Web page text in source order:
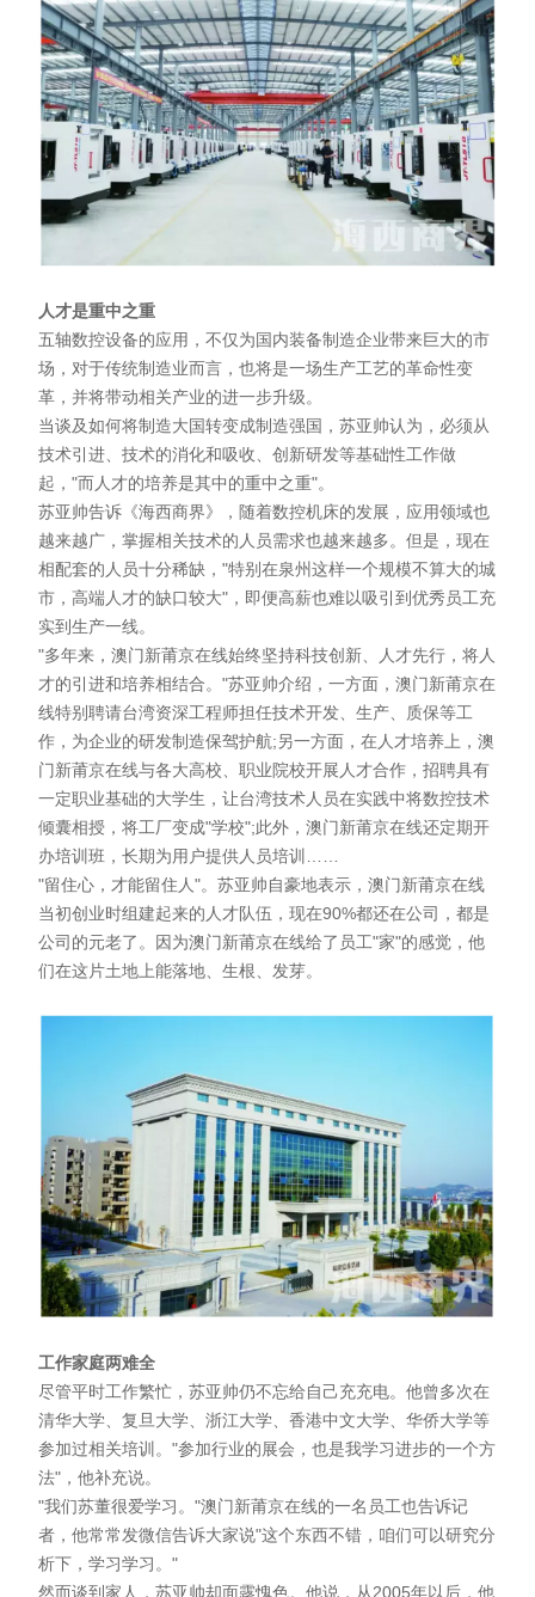
人才是重中之重
五轴数控设备的应用，不仅为国内装备制造企业带来巨大的市
场，对于传统制造业而言，也将是一场生产工艺的革命性变
革，并将带动相关产业的进一步升级。
当谈及如何将制造大国转变成制造强国，苏亚帅认为，必须从
技术引进、技术的消化和吸收、创新研发等基础性工作做
起，"而人才的培养是其中的重中之重"。
苏亚帅告诉《海西商界》，随着数控机床的发展，应用领域也
越来越广，掌握相关技术的人员需求也越来越多。但是，现在
相配套的人员十分稀缺，"特别在泉州这样一个规模不算大的城
市，高端人才的缺口较大"，即便高薪也难以吸引到优秀员工充
实到生产一线。
"多年来，澳门新莆京在线始终坚持科技创新、人才先行，将人
才的引进和培养相结合。"苏亚帅介绍，一方面，澳门新莆京在
线特别聘请台湾资深工程师担任技术开发、生产、质保等工
作，为企业的研发制造保驾护航;另一方面，在人才培养上，澳
门新莆京在线与各大高校、职业院校开展人才合作，招聘具有
一定职业基础的大学生，让台湾技术人员在实践中将数控技术
倾囊相授，将工厂变成"学校";此外，澳门新莆京在线还定期开
办培训班，长期为用户提供人员培训……
"留住心，才能留住人"。苏亚帅自豪地表示，澳门新莆京在线
当初创业时组建起来的人才队伍，现在90%都还在公司，都是
公司的元老了。因为澳门新莆京在线给了员工"家"的感觉，他
们在这片土地上能落地、生根、发芽。
工作家庭两难全
尽管平时工作繁忙，苏亚帅仍不忘给自己充充电。他曾多次在
清华大学、复旦大学、浙江大学、香港中文大学、华侨大学等
参加过相关培训。"参加行业的展会，也是我学习进步的一个方
法"，他补充说。
"我们苏董很爱学习。"澳门新莆京在线的一名员工也告诉记
者，他常常发微信告诉大家说"这个东西不错，咱们可以研究分
析下，学习学习。"
然而谈到家人，苏亚帅却面露愧色。他说，从2005年以后，他